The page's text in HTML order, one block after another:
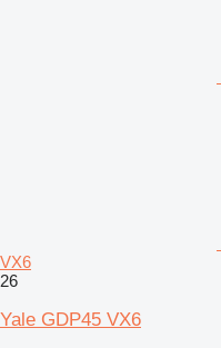
VX6
26
Yale GDP45 VX6